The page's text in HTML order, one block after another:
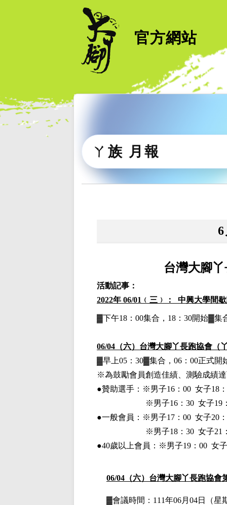
官方網站
ㄚ族 月報
台灣大腳
活動記事：
2022年 06/01﹙三﹚： 中興大學間
▓下午18：00集合，18：30開始▓集
06/04 （六）台灣大腳丫長跑協會（
▓早上05：30▓集合，06：00正式開
※為鼓勵會員創造佳績、測驗成績
●贊助選手：※男子16：00 女子18
※男子16：30 女子19
●一般會員： ※男子17：00 女子20
※男子18：30 女子21
●40歲以上會員：※男子19：00 女
06/04 （六）台灣大腳丫長跑協
▓會議時間：111年06月04日（星